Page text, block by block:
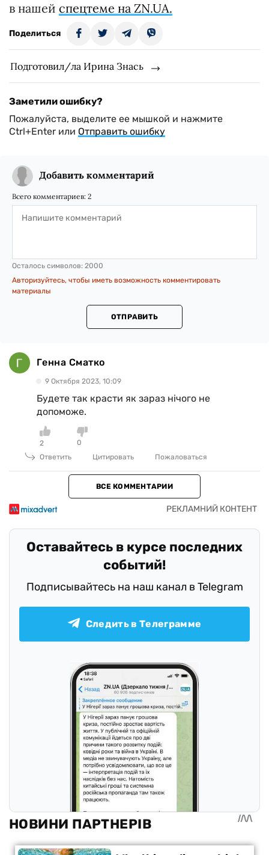
в нашей спецтеме на ZN.UA.
Поделиться
Подготовил/ла Ирина Знась
Заметили ошибку?
Пожалуйста, выделите ее мышкой и нажмите
Ctrl+Enter или Отправить ошибку
Добавить комментарий
Всего комментариев: 2
Осталось символов: 2000
Авторизуйтесь, чтобы иметь возможность комментировать
материалы
ОТПРАВИТЬ
Генна Сматко
9 Октября 2023, 10:09
Будете так красти як зараз нічого не
допоможе.
2
0
Ответить
Цитировать Пожаловаться
ВСЕ КОММЕНТАРИИ
Оставайтесь в курсе последних
событий!
Подписывайтесь на наш канал в Telegram
Следить в Телеграмме